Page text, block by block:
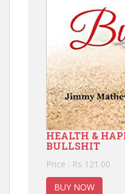
HEALTH &
BULLSHIT
Price : Rs 121.00
BUY NOW